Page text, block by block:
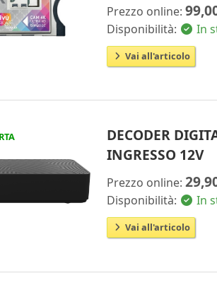
Prezzo online:
Disponibilità: In
Vai all'articolo
DECODER
INGRESSO 12V
Prezzo online:
Disponibilità: In
Vai all'articolo